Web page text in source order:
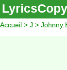
LyricsCopy
Accueil > J > Johnny